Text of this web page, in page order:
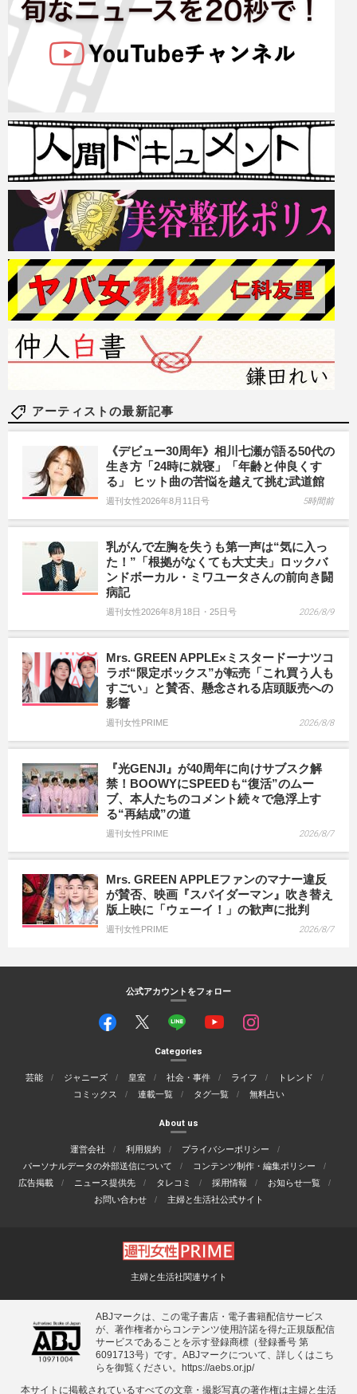
アーティストの最新記事
《デビュー30周年》相川七瀬が語る50代の
生き方「24時に就寝」「年齢と仲良くす
る」 ヒット曲の苦悩を越えて挑む武道館
週刊女性2026年8月11日号 5時間前
乳がんで左胸を失うも第一声は“気に入っ
た！”「根拠がなくても大丈夫」ロックバ
ンドボーカル・ミワユータさんの前向き闘
病記
週刊女性2026年8月18日・25日号 2026/8/9
Mrs. GREEN APPLE×ミスタードーナツコ
ラボ“限定ボックス”が転売「これ買う人も
すごい」と賛否、懸念される店頭販売への
影響
週刊女性PRIME 2026/8/8
『光GENJI』が40周年に向けサブスク解
禁！BOOWYにSPEEDも“復活”のムー
ブ、本人たちのコメント続々で急浮上す
る“再結成”の道
週刊女性PRIME 2026/8/7
Mrs. GREEN APPLEファンのマナー違反
が賛否、映画『スパイダーマン』吹き替え
版上映に「ウェーイ！」の歓声に批判
週刊女性PRIME 2026/8/7
公式アカウントをフォロー
Categories
芸能 ジャニーズ 皇室 社会・事件 ライフ
トレンド
コミックス
連載一覧 タグ一覧 無料占い
About us
運営会社 利用規約
プライバシーポリシー
パーソナルデータの外部送信について
コンテンツ制作・編集ポリシー
広告掲載
ニュース提供先 タレコミ 採用情報
お知らせ一覧
お問い合わせ
主婦と生活社公式サイト
主婦と生活社関連サイト
ABJマークは、この電子書店・電子書籍配信サービス
が、著作権者からコンテンツ使用許諾を得た正規版配信
サービスであることを示す登録商標（登録番号 第
6091713号）です。ABJマークについて、詳しくはこち
らを御覧ください。 https://aebs.or.jp/
本サイトに掲載されているすべての⽂章・撮影写真の著作権は主婦と⽣活